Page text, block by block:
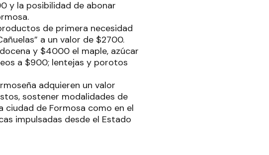
y la posibilidad de abonar
de primera necesidad
a un valor de $2700.
y $4000 el maple, azúcar
a $900; lentejas y porotos
adquieren un valor
sostener modalidades de
de Formosa como en el
impulsadas desde el Estado